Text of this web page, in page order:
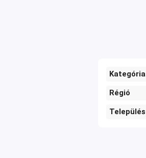
Kategória
Régió
Település